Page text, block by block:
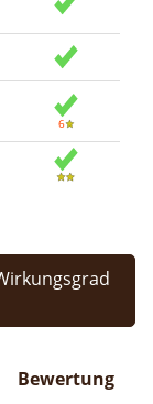
Bewertung